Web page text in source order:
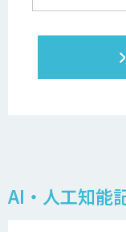
AI・人工知能